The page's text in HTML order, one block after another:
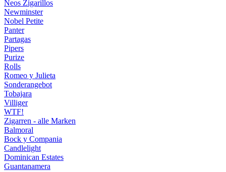
Neos Zigarillos
Newminster
Nobel Petite
Panter
Partagas
Pipers
Purize
Rolls
Romeo y Julieta
Sonderangebot
Tobajara
Villiger
WTF!
Zigarren - alle Marken
Balmoral
Bock y Compania
Candlelight
Dominican Estates
Guantanamera